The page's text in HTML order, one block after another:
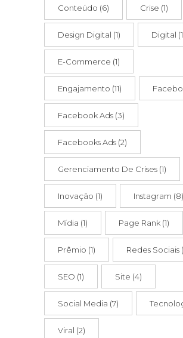
Conteúdo (6) Crise (1)
Design Digital (1) Digital
E-Commerce (1)
Engajamento (11)
Facebook Ads (3)
Facebooks Ads (2)
Gerenciamento De Crises (1)
Inovação (1) Instagram (8)
Mídia (1) Page Rank (1)
Prêmio (1) Redes Sociais
SEO (1) Site (4)
Social Media (7)
Viral (2)